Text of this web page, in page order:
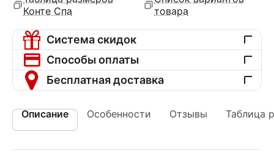
Конте Спа
товара
Система скидок
Способы оплаты
Бесплатная доставка
Описание Особенности Отзывы Таблица